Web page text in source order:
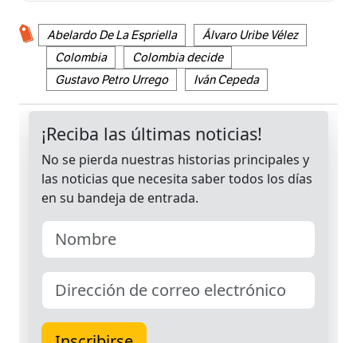
Abelardo De La Espriella
Álvaro Uribe Vélez
Colombia
Colombia decide
Gustavo Petro Urrego
Iván Cepeda